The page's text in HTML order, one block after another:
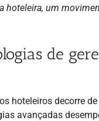
hoteleira, um
de
hoteleiros decorre
avançadas